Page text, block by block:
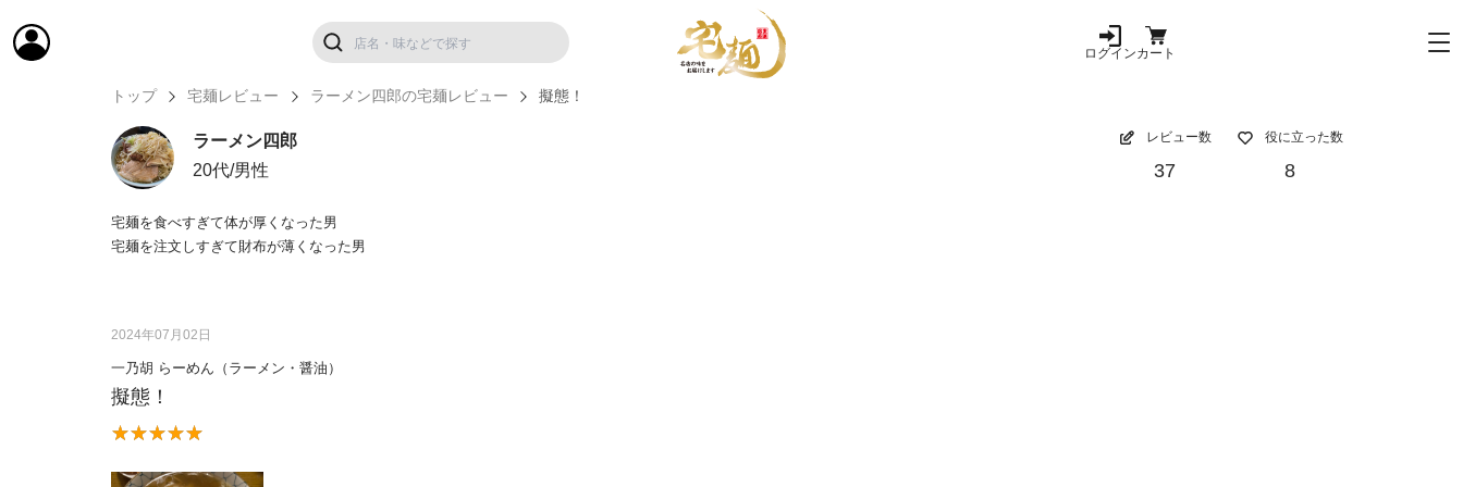
ログインカート
トップ 宅麺レビュー ラーメン四郎の宅麺レビュー 擬態！
ラーメン四郎
20代/男性
宅麺を食べすぎて体が厚くなった男
宅麺を注文しすぎて財布が薄くなった男
レビュー数
37
役に立った数
8
2024年07月02日
一乃胡 らーめん（ラーメン・醤油）
擬態！